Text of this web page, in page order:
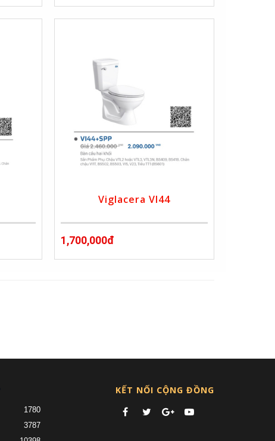
Viglacera VI44
1,700,000đ
1780
3787
KẾT NỐI CỘNG ĐỒNG